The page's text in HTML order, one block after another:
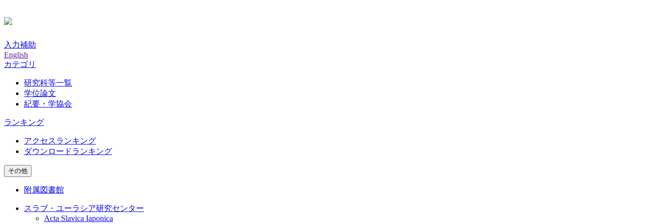
入力補助
English
カテゴリ
研究科等一覧
学位論文
紀要・学協会
ランキング
アクセスランキング
ダウンロードランキング
その他
附属図書館
スラブ・ユーラシア研究センター
Acta Slavica Iaponica